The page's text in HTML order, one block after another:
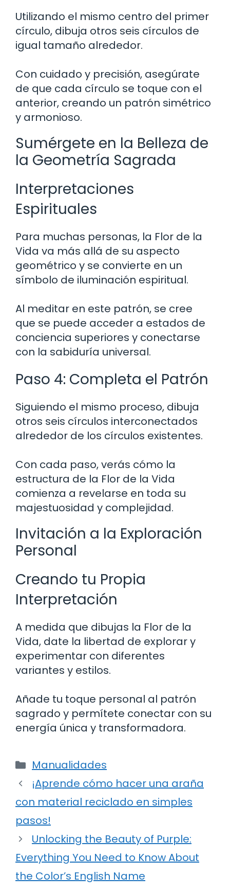
Utilizando el mismo centro del primer
círculo, dibuja otros seis círculos de
igual tamaño alrededor.
Con cuidado y precisión, asegúrate
de que cada círculo se toque con el
anterior, creando un patrón simétrico
y armonioso.
Sumérgete en la Belleza de
la Geometría Sagrada
Interpretaciones
Espirituales
Para muchas personas, la Flor de la
Vida va más allá de su aspecto
geométrico y se convierte en un
símbolo de iluminación espiritual.
Al meditar en este patrón, se cree
que se puede acceder a estados de
conciencia superiores y conectarse
con la sabiduría universal.
Paso 4: Completa el Patrón
Siguiendo el mismo proceso, dibuja
otros seis círculos interconectados
alrededor de los círculos existentes.
Con cada paso, verás cómo la
estructura de la Flor de la Vida
comienza a revelarse en toda su
majestuosidad y complejidad.
Invitación a la Exploración
Personal
Creando tu Propia
Interpretación
A medida que dibujas la Flor de la
Vida, date la libertad de explorar y
experimentar con diferentes
variantes y estilos.
Añade tu toque personal al patrón
sagrado y permítete conectar con su
energía única y transformadora.
Categorías
Manualidades
¡Aprende cómo hacer una araña
con material reciclado en simples
pasos!
Unlocking the Beauty of Purple:
Everything You Need to Know About
the Color’s English Name